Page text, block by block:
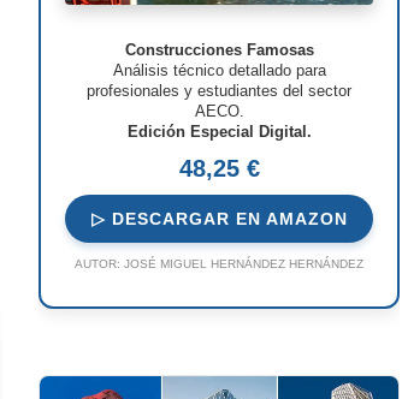
Construcciones Famosas
Análisis técnico detallado para
profesionales y estudiantes del sector
AECO.
Edición Especial Digital.
48,25 €
▷ DESCARGAR EN AMAZON
AUTOR: JOSÉ MIGUEL HERNÁNDEZ HERNÁNDEZ